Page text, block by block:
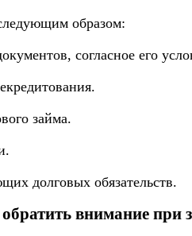
образом:
согласное его
займа.
долговых обязательств.
внимание при